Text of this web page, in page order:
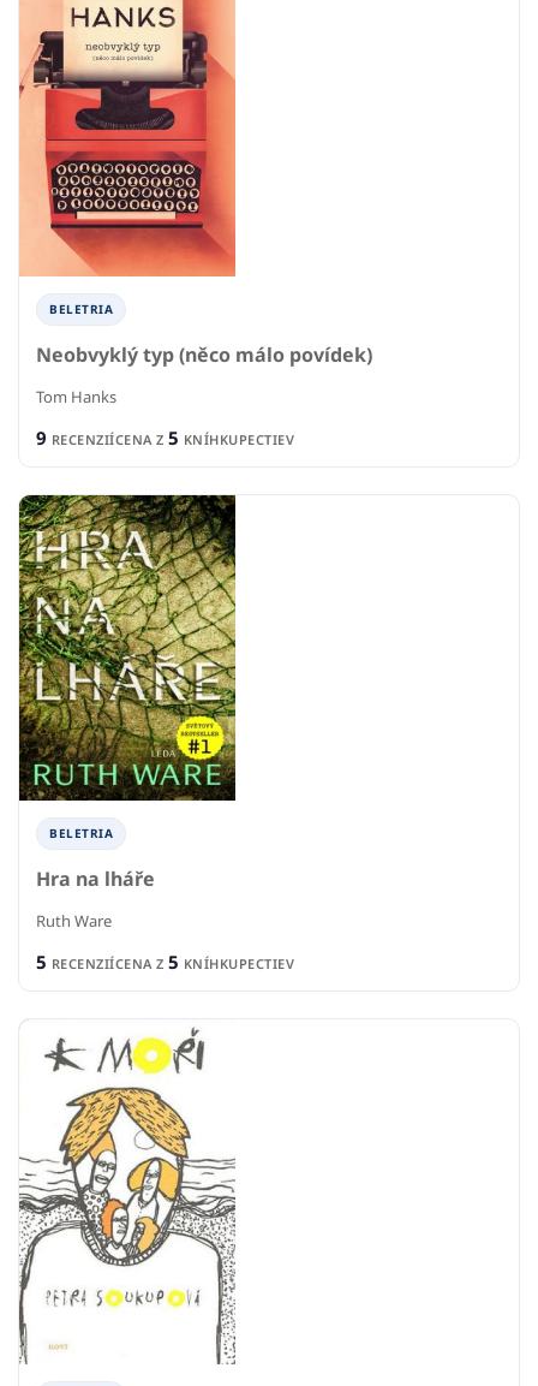
BELETRIA
Neobvyklý typ (něco málo povídek)
Tom Hanks
9 RECENZIÍCENA Z 5 KNÍHKUPECTIEV
BELETRIA
Hra na lháře
Ruth Ware
5 RECENZIÍCENA Z 5 KNÍHKUPECTIEV